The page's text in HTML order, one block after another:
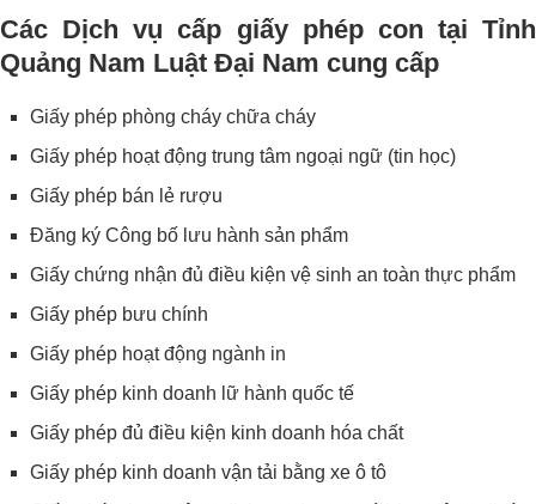
Các Dịch vụ cấp giấy phép con tại Tỉnh
Quảng Nam Luật Đại Nam cung cấp
Giấy phép phòng cháy chữa cháy
Giấy phép hoạt động trung tâm ngoại ngữ (tin học)
Giấy phép bán lẻ rượu
Đăng ký Công bố lưu hành sản phẩm
Giấy chứng nhận đủ điều kiện vệ sinh an toàn thực phẩm
Giấy phép bưu chính
Giấy phép hoạt động ngành in
Giấy phép kinh doanh lữ hành quốc tế
Giấy phép đủ điều kiện kinh doanh hóa chất
Giấy phép kinh doanh vận tải bằng xe ô tô